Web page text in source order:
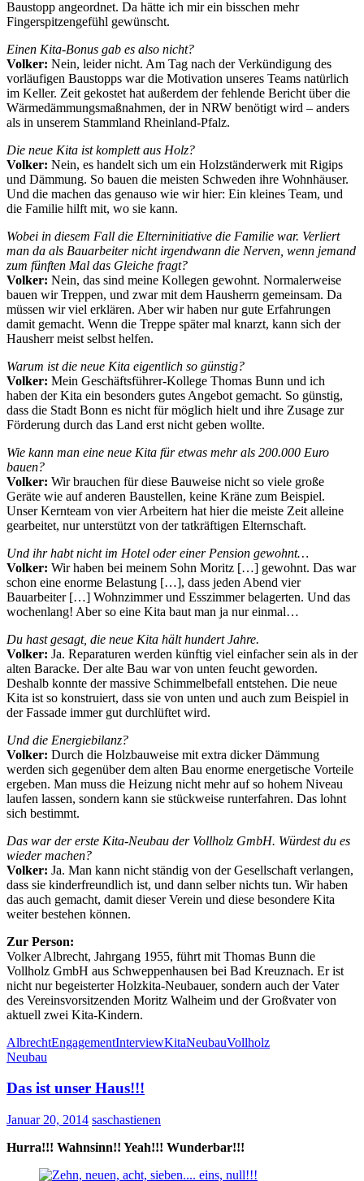
Baustopp angeordnet. Da hätte ich mir ein bisschen mehr
Fingerspitzengefühl gewünscht.
Einen Kita-Bonus gab es also nicht?
Volker: Nein, leider nicht. Am Tag nach der Verkündigung des
vorläufigen Baustopps war die Motivation unseres Teams natürlich
im Keller. Zeit gekostet hat außerdem der fehlende Bericht über die
Wärmedämmungsmaßnahmen, der in NRW benötigt wird – anders
als in unserem Stammland Rheinland-Pfalz.
Die neue Kita ist komplett aus Holz?
Volker: Nein, es handelt sich um ein Holzständerwerk mit Rigips
und Dämmung. So bauen die meisten Schweden ihre Wohnhäuser.
Und die machen das genauso wie wir hier: Ein kleines Team, und
die Familie hilft mit, wo sie kann.
Wobei in diesem Fall die Elterninitiative die Familie war. Verliert
man da als Bauarbeiter nicht irgendwann die Nerven, wenn jemand
zum fünften Mal das Gleiche fragt?
Volker: Nein, das sind meine Kollegen gewohnt. Normalerweise
bauen wir Treppen, und zwar mit dem Hausherrn gemeinsam. Da
müssen wir viel erklären. Aber wir haben nur gute Erfahrungen
damit gemacht. Wenn die Treppe später mal knarzt, kann sich der
Hausherr meist selbst helfen.
Warum ist die neue Kita eigentlich so günstig?
Volker: Mein Geschäftsführer-Kollege Thomas Bunn und ich
haben der Kita ein besonders gutes Angebot gemacht. So günstig,
dass die Stadt Bonn es nicht für möglich hielt und ihre Zusage zur
Förderung durch das Land erst nicht geben wollte.
Wie kann man eine neue Kita für etwas mehr als 200.000 Euro
bauen?
Volker: Wir brauchen für diese Bauweise nicht so viele große
Geräte wie auf anderen Baustellen, keine Kräne zum Beispiel.
Unser Kernteam von vier Arbeitern hat hier die meiste Zeit alleine
gearbeitet, nur unterstützt von der tatkräftigen Elternschaft.
Und ihr habt nicht im Hotel oder einer Pension gewohnt…
Volker: Wir haben bei meinem Sohn Moritz […] gewohnt. Das war
schon eine enorme Belastung […], dass jeden Abend vier
Bauarbeiter […] Wohnzimmer und Esszimmer belagerten. Und das
wochenlang! Aber so eine Kita baut man ja nur einmal…
Du hast gesagt, die neue Kita hält hundert Jahre.
Volker: Ja. Reparaturen werden künftig viel einfacher sein als in der
alten Baracke. Der alte Bau war von unten feucht geworden.
Deshalb konnte der massive Schimmelbefall entstehen. Die neue
Kita ist so konstruiert, dass sie von unten und auch zum Beispiel in
der Fassade immer gut durchlüftet wird.
Und die Energiebilanz?
Volker: Durch die Holzbauweise mit extra dicker Dämmung
werden sich gegenüber dem alten Bau enorme energetische Vorteile
ergeben. Man muss die Heizung nicht mehr auf so hohem Niveau
laufen lassen, sondern kann sie stückweise runterfahren. Das lohnt
sich bestimmt.
Das war der erste Kita-Neubau der Vollholz GmbH. Würdest du es
wieder machen?
Volker: Ja. Man kann nicht ständig von der Gesellschaft verlangen,
dass sie kinderfreundlich ist, und dann selber nichts tun. Wir haben
das auch gemacht, damit dieser Verein und diese besondere Kita
weiter bestehen können.
Zur Person:
Volker Albrecht, Jahrgang 1955, führt mit Thomas Bunn die
Vollholz GmbH aus Schweppenhausen bei Bad Kreuznach. Er ist
nicht nur begeisterter Holzkita-Neubauer, sondern auch der Vater
des Vereinsvorsitzenden Moritz Walheim und der Großvater von
aktuell zwei Kita-Kindern.
AlbrechtEngagementInterviewKitaNeubauVollholz
Neubau
Das ist unser Haus!!!
Januar 20, 2014 saschastienen
Hurra!!! Wahnsinn!! Yeah!!! Wunderbar!!!